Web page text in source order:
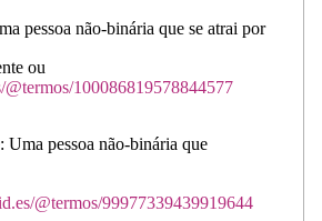
pessoa não-binária que se atrai por
ou
@termos/100086819578844577
Uma pessoa não-binária que
@termos/99977339439919644